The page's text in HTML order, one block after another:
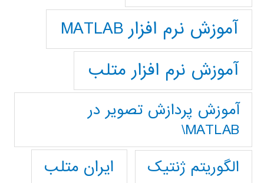
آموزش نرم افزار MATLAB
آموزش نرم افزار متلب
آموزش پردازش تصوير در
MATLAB\
الگوریتم ژنتیک
ایران متلب